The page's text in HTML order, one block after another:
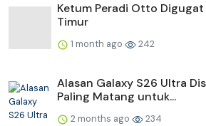
Ketum Peradi Otto Digugat
Timur
1 month ago 242
Alasan Galaxy S26 Ultra
Paling Matang untuk...
2 months ago 234